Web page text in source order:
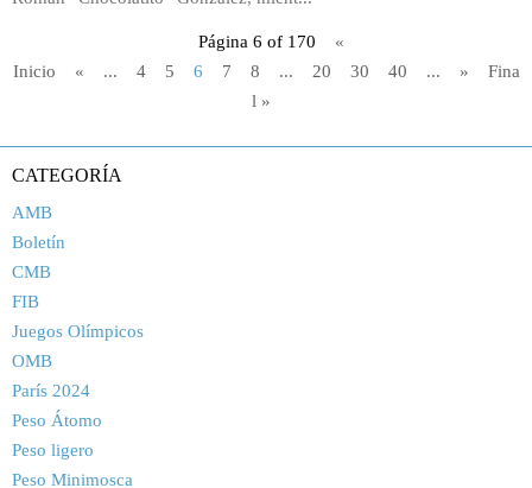
Página 6 of 170
«
Inicio
« ... 4 5 6 7 8 ... 20 30 40 ... »
Fina
l »
CATEGORÍA
AMB
Boletín
CMB
FIB
Juegos Olímpicos
OMB
París 2024
Peso Átomo
Peso ligero
Peso Minimosca